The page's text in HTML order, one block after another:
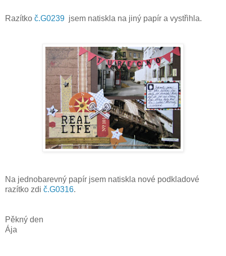
Razítko č.G0239 jsem natiskla na jiný papír a vystřihla.
Na jednobarevný papír jsem natiskla nové podkladové
razítko zdi č.G0316.
Pěkný den
Ája